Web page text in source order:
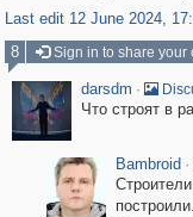
Last edit 12 June 2024,
8
Sign in to share your
darsdm ·
Что строят в
Bambroid ·